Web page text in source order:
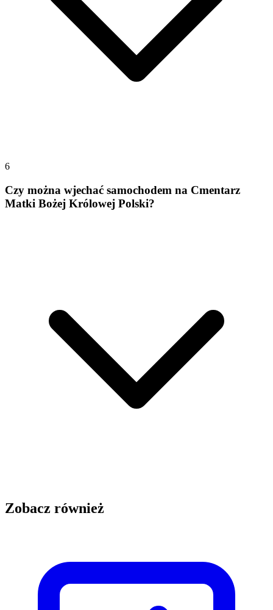
6
Czy można wjechać samochodem na Cmentarz
Matki Bożej Królowej Polski?
Zobacz również